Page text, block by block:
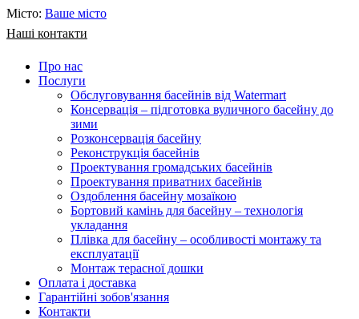
Місто: Ваше місто
Наші контакти
Про нас
Послуги
Обслуговування басейнів від Watermart
Консервація – підготовка вуличного басейну до
зими
Розконсервація басейну
Реконструкція басейнів
Проектування громадських басейнів
Проектування приватних басейнів
Оздоблення басейну мозаїкою
Бортовий камінь для басейну – технологія
укладання
Плівка для басейну – особливості монтажу та
експлуатації
Монтаж терасної дошки
Оплата і доставка
Гарантійні зобов'язання
Контакти